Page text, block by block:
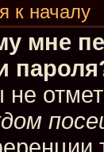
к началу
мне
не